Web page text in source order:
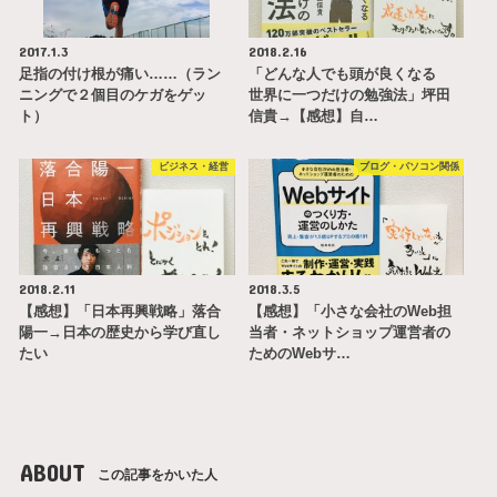
2017.1.3
足指の付け根が痛い……（ラン
ニングで２個目のケガをゲッ
ト）
2018.2.16
「どんな人でも頭が良くなる
世界に一つだけの勉強法」坪田
信貴→【感想】自…
ビジネス・経営
2018.2.11
【感想】「日本再興戦略」落合
陽一→日本の歴史から学び直し
たい
ブログ・パソコン関係
2018.3.5
【感想】「小さな会社のWeb担
当者・ネットショップ運営者の
ためのWebサ…
ABOUT この記事をかいた人